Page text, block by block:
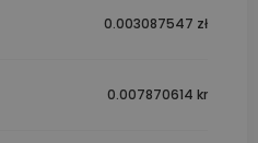
0.003087547 zł
0.007870614 kr